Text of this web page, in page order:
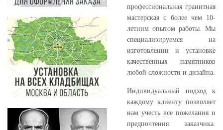
профессиональная гранитная
мастерская с более чем 10-
летним опытом работы. Мы
специализируемся на
изготовлении и установке
качественных памятников
любой сложности и дизайна.
Индивидуальный подход к
каждому клиенту позволяет
нам учесть все пожелания и
предпочтения заказчика.